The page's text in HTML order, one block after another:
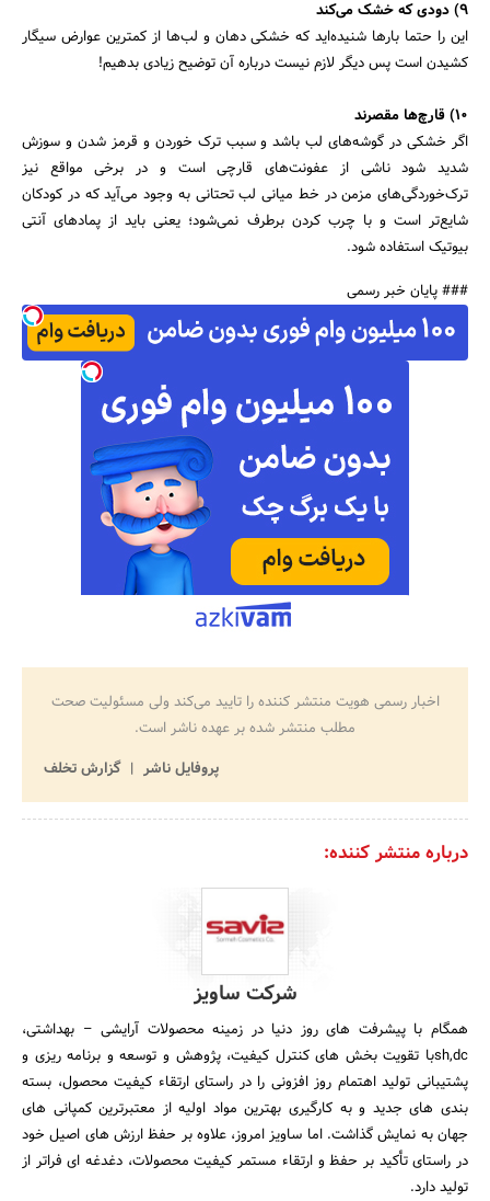
9) دودی که خشک می‌کند
این را حتما بارها شنیده‌اید که خشکی دهان و لب‌ها از کمترین عوارض سیگار
کشیدن است پس دیگر لازم نیست درباره آن توضیح زیادی بدهیم!
10) قارچ‌ها مقصرند
اگر خشکی در گوشه‌های لب باشد و سبب ترک خوردن و قرمز شدن و سوزش
شدید شود ناشی از عفونت‌های قارچی است و در برخی مواقع نیز
ترک‌خوردگی‌های مزمن در خط میانی لب تحتانی به وجود می‌آید که در کودکان
شایع‌تر است و با چرب کردن برطرف نمی‌شود؛ یعنی باید از پمادهای آنتی
بیوتیک استفاده شود.
### پایان خبر رسمی
اخبار رسمی هویت منتشر کننده را تایید می‌کند ولی مسئولیت صحت
مطلب منتشر شده بر عهده ناشر است.
پروفایل ناشر
گزارش تخلف
درباره منتشر کننده:
شرکت ساویز
همگام با پیشرفت های روز دنیا در زمینه محصولات آرایشی – بهداشتی،
sh,dcبا تقویت بخش های کنترل کیفیت، پژوهش و توسعه و برنامه ریزی و
پشتیبانی تولید اهتمام روز افزونی را در راستای ارتقاء کیفیت محصول، بسته
بندی های جدید و به کارگیری بهترین مواد اولیه از معتبرترین کمپانی های
جهان به نمایش گذاشت. اما ساویز امروز، علاوه بر حفظ ارزش های اصیل خود
در راستای تأکید بر حفظ و ارتقاء مستمر کیفیت محصولات، دغدغه ای فراتر از
تولید دارد.